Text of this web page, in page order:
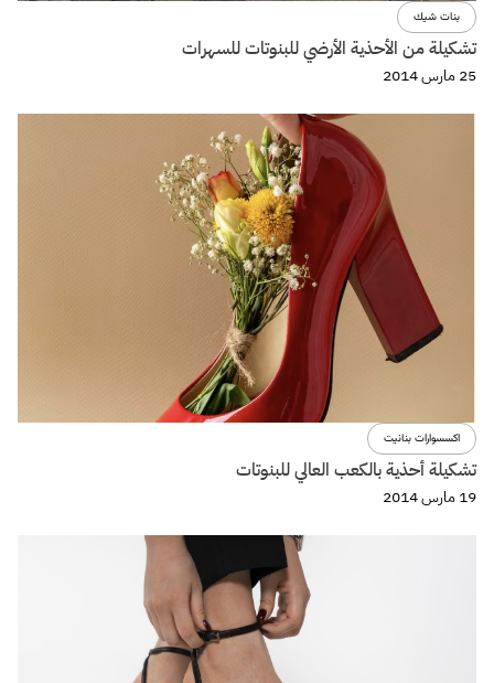
بنات شيك
تشكيلة من الأحذية الأرضي للبنوتات للسهرات
25 مارس 2014
اكسسوارات بنانيت
تشكيلة أحذية بالكعب العالي للبنوتات
19 مارس 2014